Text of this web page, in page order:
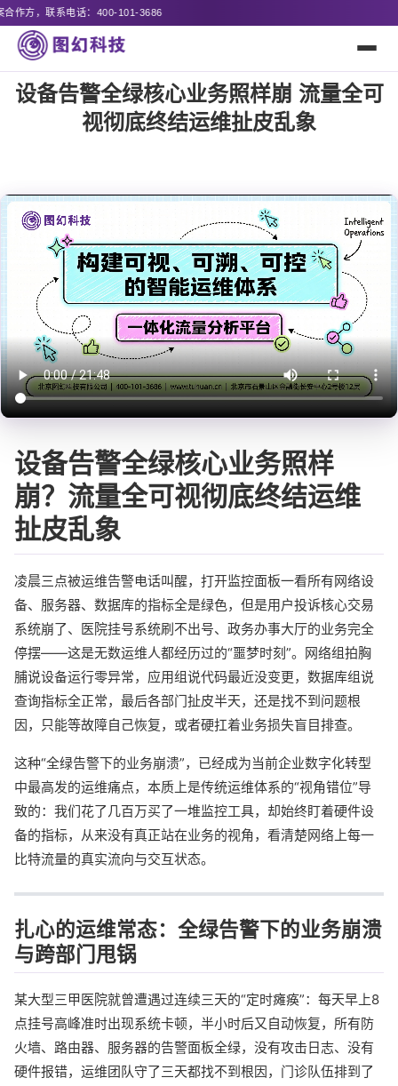
设备告警全绿核心业务照样崩 流量全可
视彻底终结运维扯皮乱象
设备告警全绿核心业务照样
崩？流量全可视彻底终结运维
扯皮乱象
凌晨三点被运维告警电话叫醒，打开监控面板一看所有网络设
备、服务器、数据库的指标全是绿色，但是用户投诉核心交易
系统崩了、医院挂号系统刷不出号、政务办事大厅的业务完全
停摆——这是无数运维人都经历过的“噩梦时刻”。网络组拍胸
脯说设备运行零异常，应用组说代码最近没变更，数据库组说
查询指标全正常，最后各部门扯皮半天，还是找不到问题根
因，只能等故障自己恢复，或者硬扛着业务损失盲目排查。
这种“全绿告警下的业务崩溃”，已经成为当前企业数字化转型
中最高发的运维痛点，本质上是传统运维体系的“视角错位”导
致的：我们花了几百万买了一堆监控工具，却始终盯着硬件设
备的指标，从来没有真正站在业务的视角，看清楚网络上每一
比特流量的真实流向与交互状态。
扎心的运维常态：全绿告警下的业务崩溃
与跨部门甩锅
某大型三甲医院就曾遭遇过连续三天的“定时瘫痪”：每天早上8
点挂号高峰准时出现系统卡顿，半小时后又自动恢复，所有防
火墙、路由器、服务器的告警面板全绿，没有攻击日志、没有
硬件报错，运维团队守了三天都找不到根因，门诊队伍排到了